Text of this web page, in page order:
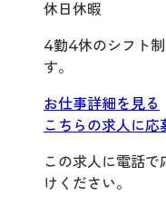
休日休暇
4勤4休のシフト
す。
お仕事詳細を見る
こちらの求人に応
この求人に電話で
けください。